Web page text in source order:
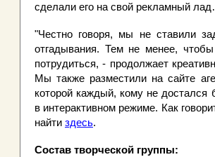
сделали его на свой рекламный
"Честно говоря, мы не ставили
отгадывания. Тем не менее,
потрудиться, - продолжает
Мы также разместили на сайте
которой каждый, кому не
в интерактивном режиме. Как
найти здесь.
Состав творческой группы: